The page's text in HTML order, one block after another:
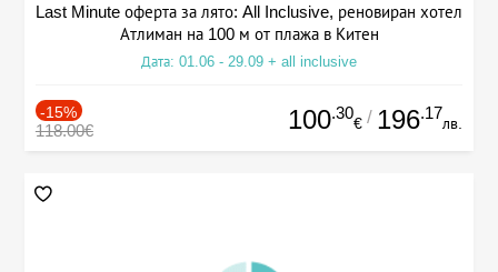
Last Minute оферта за лято: All Inclusive, реновиран хотел
Атлиман на 100 м от плажа в Китен
Дата: 01.06 - 29.09 + all inclusive
-15%
118.00€ 100.30
€ / 196.17
лв.